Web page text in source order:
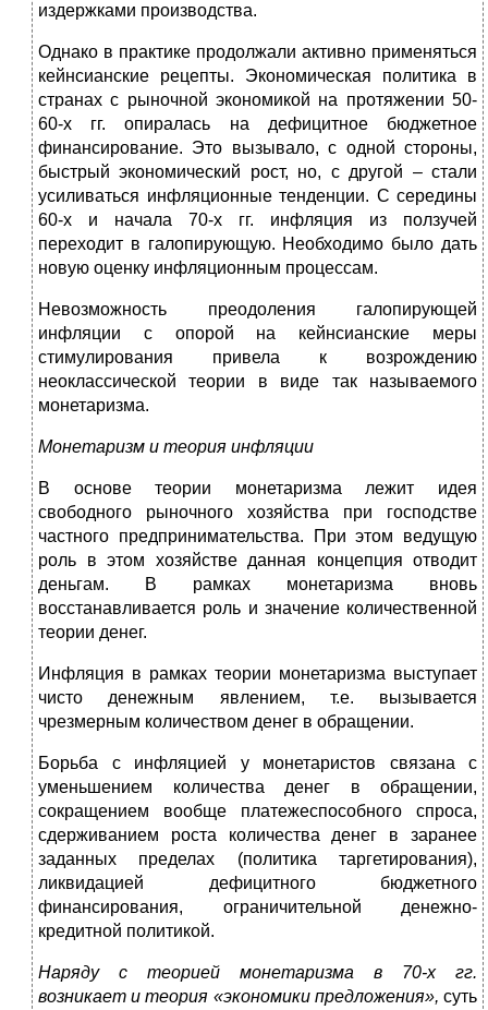
издержками производства.
Однако в практике продолжали активно применяться
кейнсианские рецепты. Экономическая политика в
странах с рыночной экономикой на протяжении 50-
60-х гг. опиралась на дефицитное бюджетное
финансирование. Это вызывало, с одной стороны,
быстрый экономический рост, но, с другой – стали
усиливаться инфляционные тенденции. С середины
60-х и начала 70-х гг. инфляция из ползучей
переходит в галопирующую. Необходимо было дать
новую оценку инфляционным процессам.
Невозможность преодоления галопирующей
инфляции с опорой на кейнсианские меры
стимулирования привела к возрождению
неоклассической теории в виде так называемого
монетаризма.
Монетаризм и теория инфляции
В основе теории монетаризма лежит идея
свободного рыночного хозяйства при господстве
частного предпринимательства. При этом ведущую
роль в этом хозяйстве данная концепция отводит
деньгам. В рамках монетаризма вновь
восстанавливается роль и значение количественной
теории денег.
Инфляция в рамках теории монетаризма выступает
чисто денежным явлением, т.е. вызывается
чрезмерным количеством денег в обращении.
Борьба с инфляцией у монетаристов связана с
уменьшением количества денег в обращении,
сокращением вообще платежеспособного спроса,
сдерживанием роста количества денег в заранее
заданных пределах (политика таргетирования),
ликвидацией дефицитного бюджетного
финансирования, ограничительной денежно-
кредитной политикой.
Наряду с теорией монетаризма в 70-х гг.
возникает и теория «экономики предложения»,суть